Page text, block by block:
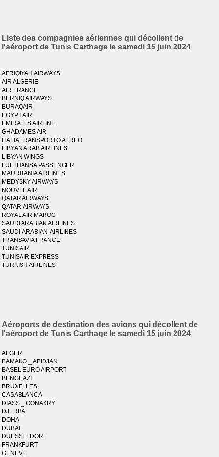
Liste des compagnies aériennes qui décollent de
l'aéroport de Tunis Carthage le samedi 15 juin 2024
AFRIQIYAH AIRWAYS
AIR ALGERIE
AIR FRANCE
BERNIQ AIRWAYS
BURAQAIR
EGYPT AIR
EMIRATES AIRLINE
GHADAMES AIR
ITALIA TRANSPORTO AEREO
LIBYAN ARAB AIRLINES
LIBYAN WINGS
LUFTHANSA PASSENGER
MAURITANIA AIRLINES
MEDYSKY AIRWAYS
NOUVEL AIR
QATAR AIRWAYS
QATAR-AIRWAYS
ROYAL AIR MAROC
SAUDI ARABIAN AIRLINES
SAUDI-ARABIAN-AIRLINES
TRANSAVIA FRANCE
TUNISAIR
TUNISAIR EXPRESS
TURKISH AIRLINES
Aéroports de destination des avions qui décollent de
l'aéroport de Tunis Carthage le samedi 15 juin 2024
ALGER
BAMAKO _ ABIDJAN
BASEL EURO AIRPORT
BENGHAZI
BRUXELLES
CASABLANCA
DIASS _ CONAKRY
DJERBA
DOHA
DUBAI
DUESSELDORF
FRANKFURT
GENEVE